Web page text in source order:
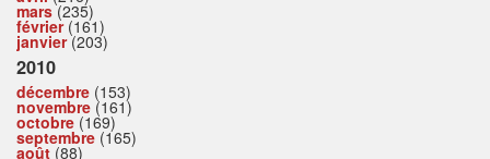
mars(235)
février(161)
janvier(203)
2010
décembre (153)
novembre (161)
octobre (169)
septembre (165)
août (88)